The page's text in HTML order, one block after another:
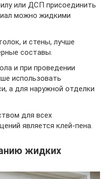
или ДСП присоединить
можно жидкими
и стены, лучше
составы.
и при проведении
использовать
а для наружной отделки
для всех
является клей-пена.
жидких